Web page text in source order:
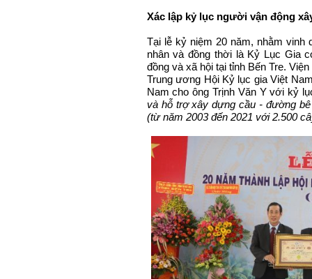
Xác lập kỷ lục người vận động
Tại lễ kỷ niệm 20 năm, nhằm vinh
nhân và đồng thời là Kỷ Lục Gia
đồng và xã hội tại tỉnh Bến Tre.
Trung ương Hội Kỷ lục gia Việt
Nam cho ông Trịnh Văn Y với kỷ
và hỗ trợ xây dựng cầu - đường
(từ năm 2003 đến 2021 với 2.500